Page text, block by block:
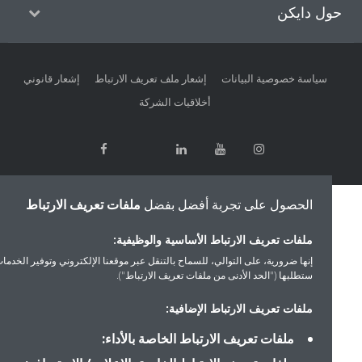
دايكن
إشعار قانوني إشعار ملف تعريف الارتباط
سياسة خصوصية البيانات
أخلاقيات الشركة
الحصول على تجربة أفضل بفضلملفات تعريف الارتباط
ملفات تعريف الارتباط الأساسية والوظيفية:
إنها ضرورية، على التوالي، للسماح بالتنقل عبر موقعنا الإلكتروني وتوفير الخدمات التي
ستطلبها ("الحد الأدنى من ملفات تعريف الارتباط").
ملفات تعريف الارتباط الإضافية:
ملفات تعريف الارتباط الخاصة بالأداء: